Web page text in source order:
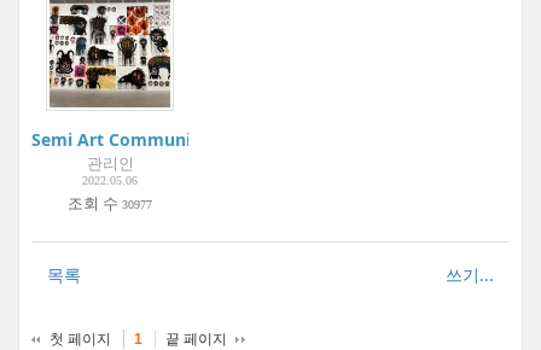
Semi Art Community Project:Boogie Woogie Art Museum |
관리인
2022.05.06
조회 수 30977
쓰기...
목록
첫 페이지 1 끝 페이지